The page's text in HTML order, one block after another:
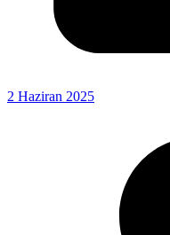
2 Haziran 2025